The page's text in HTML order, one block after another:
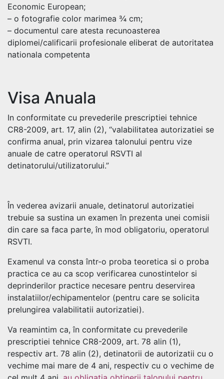
Economic European;
– o fotografie color marimea ¾ cm;
– documentul care atesta recunoasterea
diplomei/calificarii profesionale eliberat de autoritatea
nationala competenta
Visa Anuala
In conformitate cu prevederile prescriptiei tehnice
CR8-2009, art. 17, alin (2), “valabilitatea autorizatiei se
confirma anual, prin vizarea talonului pentru vize
anuale de catre operatorul RSVTI al
detinatorului/utilizatorului.”
În vederea avizarii anuale, detinatorul autorizatiei
trebuie sa sustina un examen în prezenta unei comisii
din care sa faca parte, în mod obligatoriu, operatorul
RSVTI.
Examenul va consta într-o proba teoretica si o proba
practica ce au ca scop verificarea cunostintelor si
deprinderilor practice necesare pentru deservirea
instalatiilor/echipamentelor (pentru care se solicita
prelungirea valabilitatii autorizatiei).
Va reamintim ca, în conformitate cu prevederile
prescriptiei tehnice CR8-2009, art. 78 alin (1),
respectiv art. 78 alin (2), detinatorii de autorizatii cu o
vechime mai mare de 4 ani, respectiv cu o vechime de